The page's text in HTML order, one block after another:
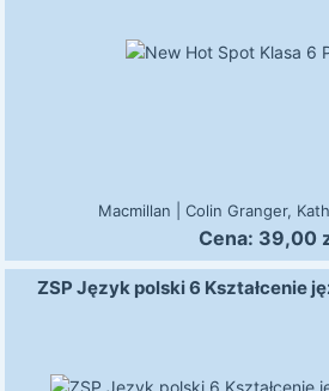
Macmillan Colin Granger,
Cena: 39,00
ZSP Język polski 6 Kształcenie